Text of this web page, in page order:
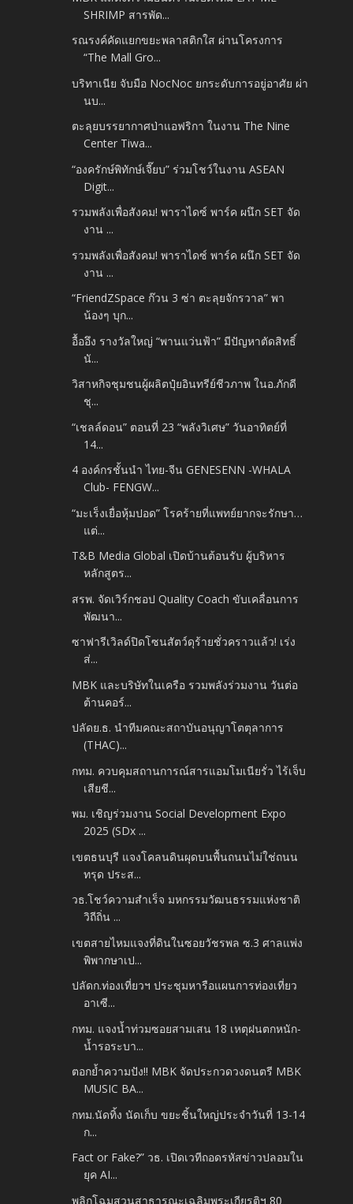
SHRIMP สารพัด...
รณรงค์คัดแยกขยะพลาสติกใส ผ่านโครงการ
“The Mall Gro...
บริทาเนีย จับมือ NocNoc ยกระดับการอยู่อาศัย ผ่า
นบ...
ตะลุยบรรยากาศป่าแอฟริกา ในงาน The Nine
Center Tiwa...
“องครักษ์พิทักษ์เจี๊ยบ” ร่วมโชว์ในงาน ASEAN
Digit...
รวมพลังเพื่อสังคม! พาราไดซ์ พาร์ค ผนึก SET จัด
งาน ...
รวมพลังเพื่อสังคม! พาราไดซ์ พาร์ค ผนึก SET จัด
งาน ...
“FriendZSpace ก๊วน 3 ซ่า ตะลุยจักรวาล” พา
น้องๆ บุก...
อื้ออึง รางวัลใหญ่ “พานแว่นฟ้า” มีปัญหาตัดสิทธิ์
นั...
วิสาหกิจชุมชนผู้ผลิตปุ๋ยอินทรีย์ชีวภาพ ในอ.ภักดี
ชุ...
“เชลล์ดอน” ตอนที่ 23 “พลังวิเศษ” วันอาทิตย์ที่
14...
4 องค์กรชั้นนำ ไทย-จีน GENESENN -WHALA
Club- FENGW...
“มะเร็งเยื่อหุ้มปอด” โรคร้ายที่แพทย์ยากจะรักษา…
แต่...
T&B Media Global เปิดบ้านต้อนรับ ผู้บริหาร
หลักสูตร...
สรพ. จัดเวิร์กชอป Quality Coach ขับเคลื่อนการ
พัฒนา...
ซาฟารีเวิลด์ปิดโซนสัตว์ดุร้ายชั่วคราวแล้ว! เร่ง
ส่...
MBK และบริษัทในเครือ รวมพลังร่วมงาน วันต่อ
ต้านคอร์...
ปลัดย.ธ. นำ​ทีมคณะ​สถาบัน​อนุญาโต​ตุลาการ​
(THAC)...
กทม. ควบคุมสถานการณ์สารแอมโมเนียรั่ว ไร้เจ็บ
เสียชี...
พม. เชิญร่วมงาน Social Development Expo
2025 (SDx ...
เขตธนบุรี แจงโคลนดินผุดบนพื้นถนนไม่ใช่ถนน
ทรุด ประส...
วธ.โชว์ความสำเร็จ มหกรรมวัฒนธรรมแห่งชาติ
วิถีถิ่น ...
เขตสายไหมแจงที่ดินในซอยวัชรพล ซ.3 ศาลแพ่ง
พิพากษาเป...
ปลัดก.ท่องเที่ยวฯ ประชุมหารือแผนการท่องเที่ยว
อาเซี...
กทม. แจงน้ำท่วมซอยสามเสน 18 เหตุฝนตกหนัก-
น้ำรอระบา...
ตอกย้ำความปัง!! MBK จัดประกวดวงดนตรี MBK
MUSIC BA...
กทม.นัดทิ้ง นัดเก็บ ขยะชิ้นใหญ่ประจำวันที่ 13-14
ก...
Fact or Fake?” วธ. เปิดเวทีถอดรหัสข่าวปลอมใน
ยุค AI...
พลิกโฉมสวนสาธารณะเฉลิมพระเกียรติฯ 80